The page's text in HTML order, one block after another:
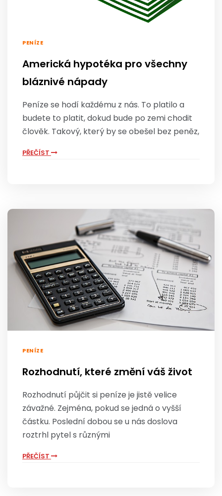
PENÍZE
Americká hypotéka pro všechny
bláznivé nápady
Peníze se hodí každému z nás. To platilo a
budete to platit, dokud bude po zemi chodit
člověk. Takový, který by se obešel bez peněz,
PŘEČÍST
PENÍZE
Rozhodnutí, které změní váš život
Rozhodnutí půjčit si peníze je jistě velice
závažné. Zejména, pokud se jedná o vyšší
částku. Poslední dobou se u nás doslova
roztrhl pytel s různými
PŘEČÍST